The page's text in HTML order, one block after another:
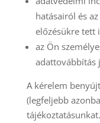
hatásairól és
előzésükre tett
az Ön
adattovábbítás
A kérelem
(legfeljebb